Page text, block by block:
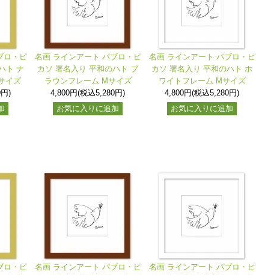
ロ・ピ
ト ナ
イズ
)
名画 ラインアート パブロ・ピ
カソ 署名入り 平和のハト ブ
ラウンフレーム Mサイズ
4,800円(税込5,280円)
お気に入りに追加
名画 ラインアート パブロ・ピ
カソ 署名入り 平和のハト ホ
ワイトフレーム Mサイズ
4,800円(税込5,280円)
お気に入りに追加
ロ・ピ
名画 ラインアート パブロ・ピ
名画 ラインアート パブロ・ピ